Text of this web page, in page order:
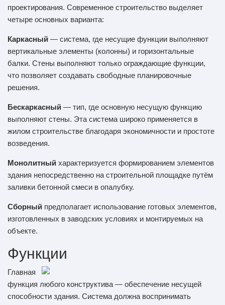
проектирования. Современное строительство выделяет
четыре основных варианта:
Каркасный — система, где несущие функции выполняют
вертикальные элементы (колонны) и горизонтальные
балки. Стены выполняют только ограждающие функции,
что позволяет создавать свободные планировочные
решения.
Бескаркасный — тип, где основную несущую функцию
выполняют стены. Эта система широко применяется в
жилом строительстве благодаря экономичности и простоте
возведения.
Монолитный характеризуется формированием элементов
здания непосредственно на строительной площадке путём
заливки бетонной смеси в опалубку.
Сборный предполагает использование готовых элементов,
изготовленных в заводских условиях и монтируемых на
объекте.
Функции
Главная
функция любого конструктива — обеспечение несущей
способности здания. Система должна воспринимать